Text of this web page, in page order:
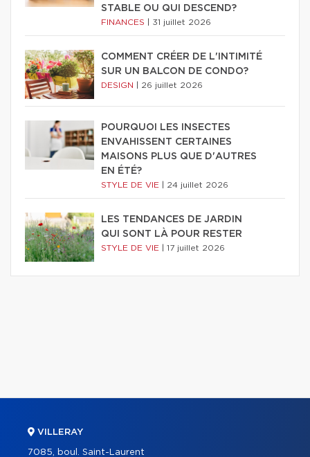
STABLE OU QUI DESCEND?
FINANCES 31 juillet 2026
COMMENT CRÉER DE L'INTIMITÉ
SUR UN BALCON DE CONDO?
DESIGN 26 juillet 2026
POURQUOI LES INSECTES
ENVAHISSENT CERTAINES
MAISONS PLUS QUE D'AUTRES
EN ÉTÉ?
STYLE DE VIE 24 juillet 2026
LES TENDANCES DE JARDIN
QUI SONT LÀ POUR RESTER
STYLE DE VIE 17 juillet 2026
VILLERAY
7085, boul. Saint-Laurent